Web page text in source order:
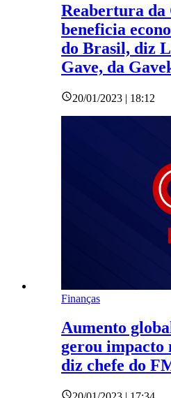
Reabertura da
beneficia
do Brasil, diz
Gave, da
20/01/2023 | 18:12
Finanças
Aumento
gerou impacto
diz chefe do